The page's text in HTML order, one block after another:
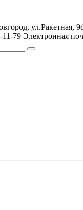
ул.Ракетная,
11-79 Электронная